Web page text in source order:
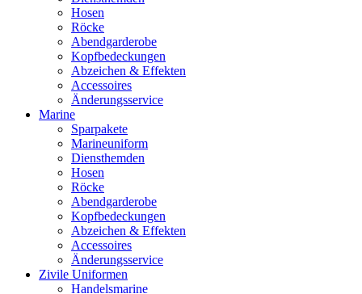
Hosen
Röcke
Abendgarderobe
Kopfbedeckungen
Abzeichen & Effekten
Accessoires
Änderungsservice
Marine
Sparpakete
Marineuniform
Diensthemden
Hosen
Röcke
Abendgarderobe
Kopfbedeckungen
Abzeichen & Effekten
Accessoires
Änderungsservice
Zivile Uniformen
Handelsmarine